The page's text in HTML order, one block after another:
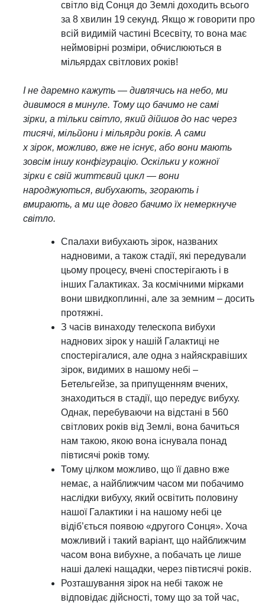
світло від Сонця до Землі доходить всього
за 8 хвилин 19 секунд. Якщо ж говорити про
всій видимій частині Всесвіту, то вона має
неймовірні розміри, обчислюються в
мільярдах світлових років!
І не даремно кажуть — дивлячись на небо, ми
дивимося в минуле. Тому що бачимо не самі
зірки, а тільки світло, який дійшов до нас через
тисячі, мільйони і мільярди років. А сами
х зірок, можливо, вже не існує, або вони мають
зовсім іншу конфігурацію. Оскільки у кожної
зірки є свій життєвий цикл — вони
народжуються, вибухають, згорають і
вмирають, а ми ще довго бачимо їх немеркнуче
світло.
Спалахи вибухають зірок, названих
надновими, а також стадії, які передували
цьому процесу, вчені спостерігають і в
інших Галактиках. За космічними мірками
вони швидкоплинні, але за земним – досить
протяжні.
З часів винаходу телескопа вибухи
наднових зірок у нашій Галактиці не
спостерігалися, але одна з найяскравіших
зірок, видимих в нашому небі –
Бетельгейзе, за припущенням вчених,
знаходиться в стадії, що передує вибуху.
Однак, перебуваючи на відстані в 560
світлових років від Землі, вона бачиться
нам такою, якою вона існувала понад
півтисячі років тому.
Тому цілком можливо, що її давно вже
немає, а найближчим часом ми побачимо
наслідки вибуху, який освітить половину
нашої Галактики і на нашому небі це
відіб’ється появою «другого Сонця». Хоча
можливий і такий варіант, що найближчим
часом вона вибухне, а побачать це лише
наші далекі нащадки, через півтисячі років.
Розташування зірок на небі також не
відповідає дійсності, тому що за той час,